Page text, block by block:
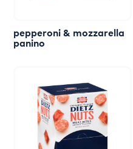
pepperoni& mozzarella
panino